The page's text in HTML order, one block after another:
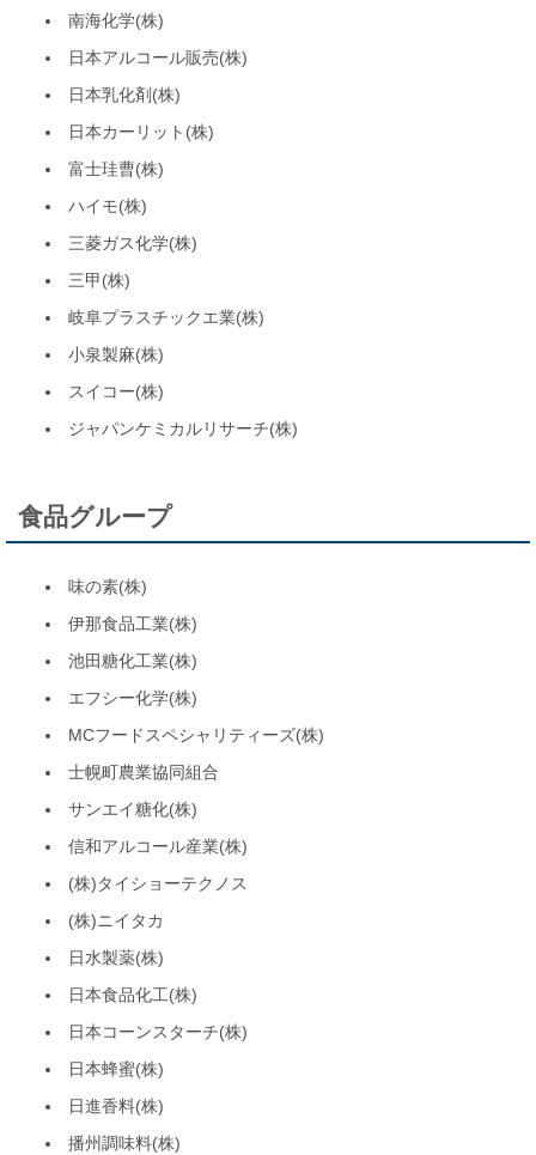
南海化学(株)
日本アルコール販売(株)
日本乳化剤(株)
日本カーリット(株)
富士珪曹(株)
ハイモ(株)
三菱ガス化学(株)
三甲(株)
岐阜プラスチックエ業(株)
小泉製麻(株)
スイコー(株)
ジャパンケミカルリサーチ(株)
食品グループ
味の素(株)
伊那食品工業(株)
池田糖化工業(株)
エフシー化学(株)
MCフードスペシャリティーズ(株)
士幌町農業協同組合
サンエイ糖化(株)
信和アルコール産業(株)
(株)タイショーテクノス
(株)ニイタカ
日水製薬(株)
日本食品化工(株)
日本コーンスターチ(株)
日本蜂蜜(株)
日進香料(株)
播州調味料(株)